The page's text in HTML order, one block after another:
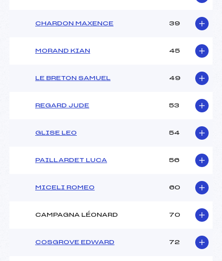
CHARDON MAXENCE 39
MORAND KIAN 45
LE BRETON SAMUEL 49
REGARD JUDE 53
GLISE LEO 54
PAILLARDET LUCA 56
MICELI ROMEO 60
CAMPAGNA LÉONARD 70
COSGROVE EDWARD 72